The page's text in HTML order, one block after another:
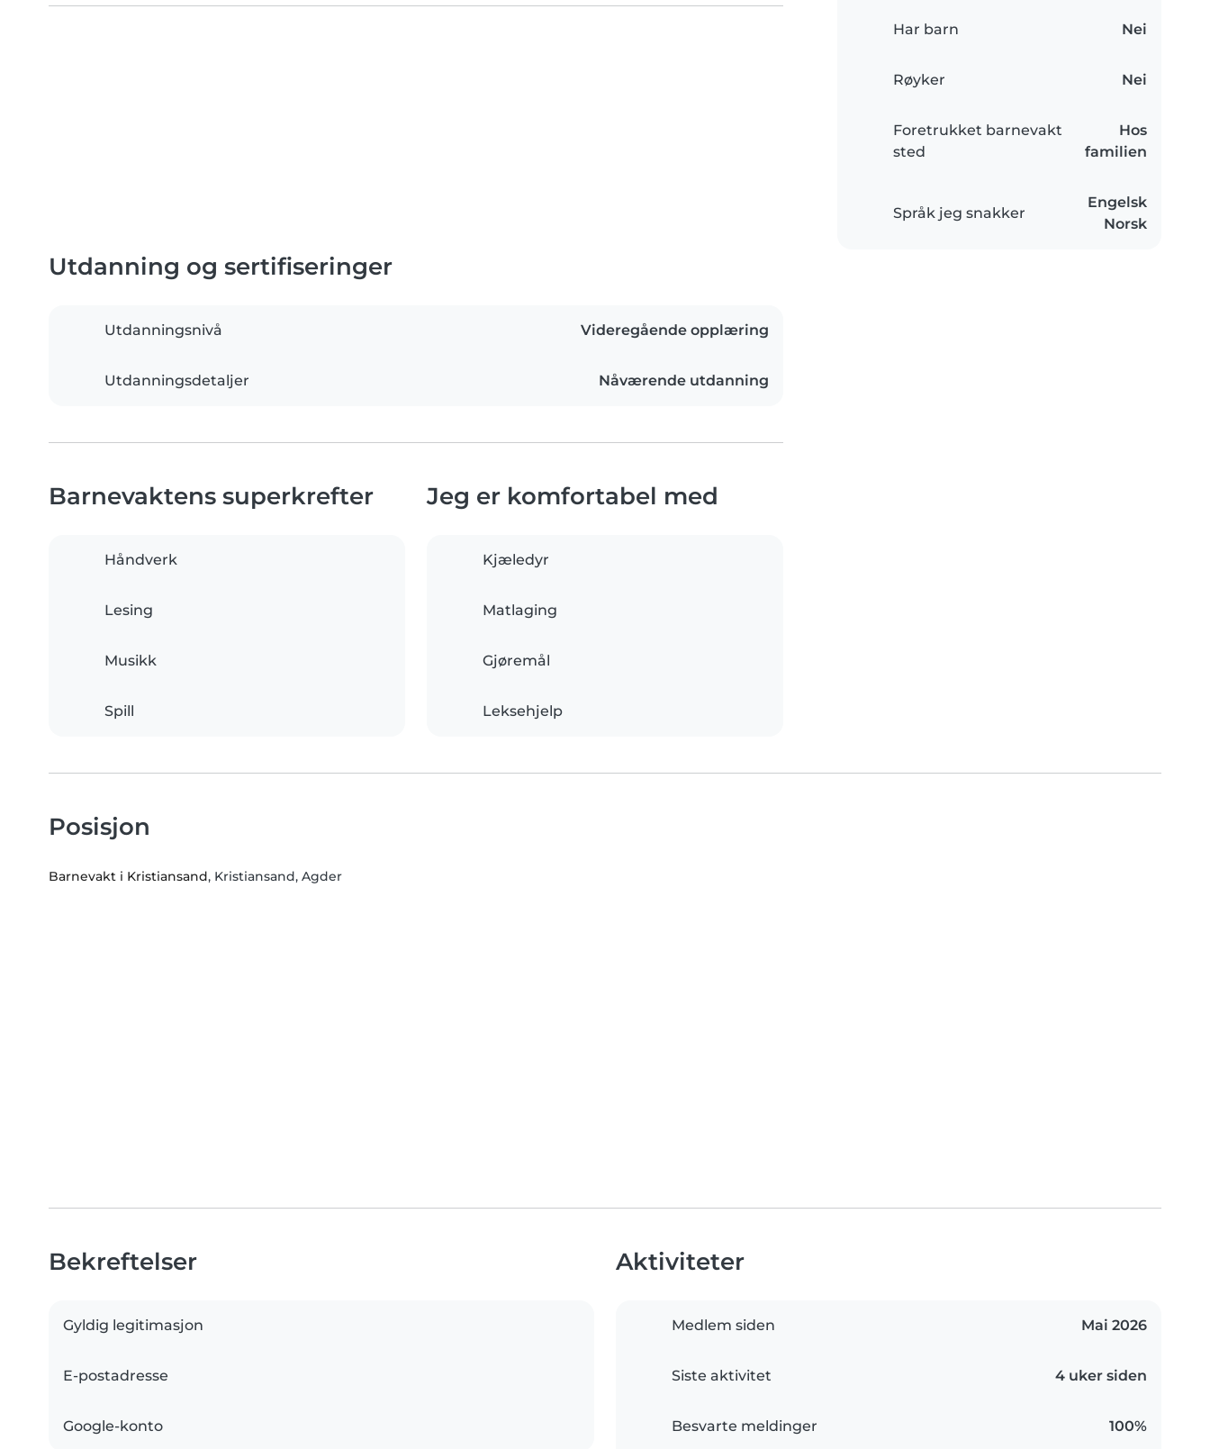
Har barn Nei
Røyker Nei
Foretrukket barnevakt
sted
Hos
familien
Språk jeg snakker
Engelsk
Norsk
Utdanning og sertifiseringer
Utdanningsnivå Videregående opplæring
Utdanningsdetaljer Nåværende utdanning
Barnevaktens superkrefter
Håndverk
Lesing
Musikk
Spill
Jeg er komfortabel med
Kjæledyr
Matlaging
Gjøremål
Leksehjelp
Posisjon
Barnevakt i Kristiansand, Kristiansand, Agder
Bekreftelser
Gyldig legitimasjon
E-postadresse
Google-konto
Aktiviteter
Medlem siden Mai 2026
Siste aktivitet 4 uker siden
Besvarte meldinger 100%